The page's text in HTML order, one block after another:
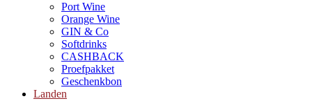
Port Wine
Orange Wine
GIN & Co
Softdrinks
CASHBACK
Proefpakket
Geschenkbon
Landen